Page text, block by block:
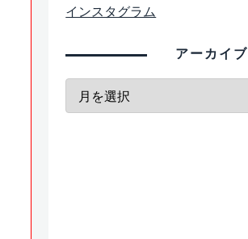
インスタグラム
アーカイブ